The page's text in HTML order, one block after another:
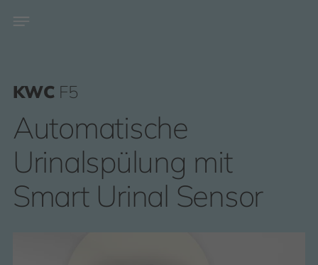
KWC F5
Automatische
Urinalspülung mit
Smart Urinal Sensor